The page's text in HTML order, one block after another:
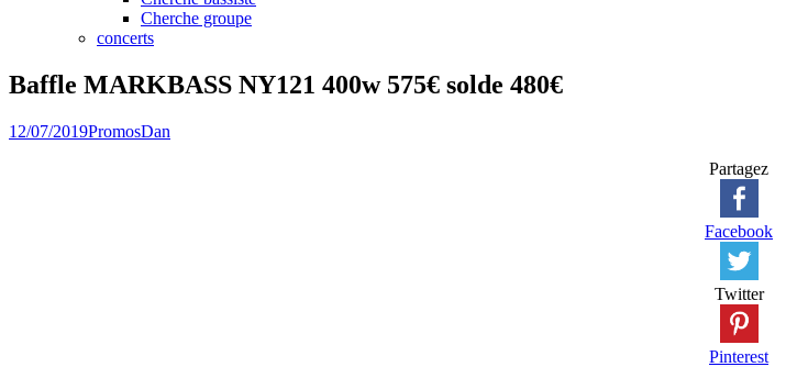
Cherche groupe
concerts
Baffle MARKBASS NY121 400w 575€ solde 480€
12/07/2019PromosDan
Partagez
Facebook
Twitter
Pinterest